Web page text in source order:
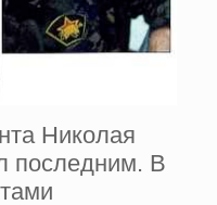
Николая
последним. В